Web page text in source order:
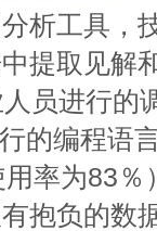
析工具，
提取见解
员进行的
的编程语
率为83％
抱负的数